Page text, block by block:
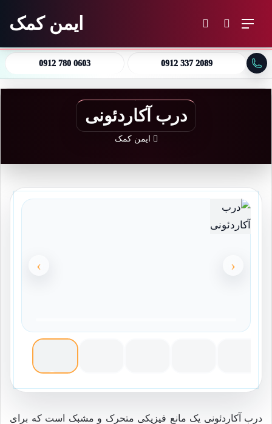
منو جستجو برای ایمن کمک
0912 780 0603 0912 337 2089
درب آکاردئونی
ایمن کمک
‹
›
درب آکاردئونی یک مانع فیزیکی متحرک و مشبک است که برای